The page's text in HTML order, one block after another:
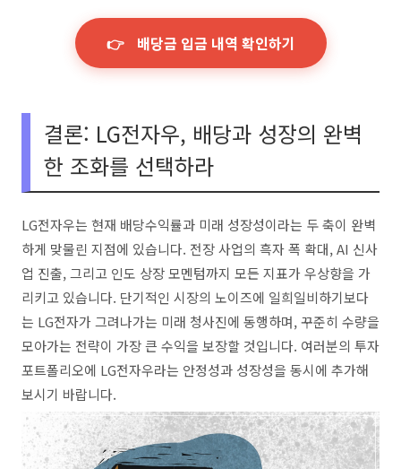
👉 배당금 입금 내역 확인하기
결론: LG전자우, 배당과 성장의 완벽
한 조화를 선택하라
LG전자우는 현재 배당수익률과 미래 성장성이라는 두 축이 완벽
하게 맞물린 지점에 있습니다. 전장 사업의 흑자 폭 확대, AI 신사
업 진출, 그리고 인도 상장 모멘텀까지 모든 지표가 우상향을 가
리키고 있습니다. 단기적인 시장의 노이즈에 일희일비하기보다
는 LG전자가 그려나가는 미래 청사진에 동행하며, 꾸준히 수량을
모아가는 전략이 가장 큰 수익을 보장할 것입니다. 여러분의 투자
포트폴리오에 LG전자우라는 안정성과 성장성을 동시에 추가해
보시기 바랍니다.